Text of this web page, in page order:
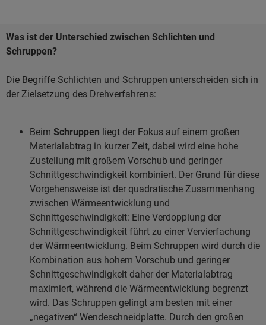
Was ist der Unterschied zwischen Schlichten und
Schruppen?
Die Begriffe Schlichten und Schruppen unterscheiden sich in
der Zielsetzung des Drehverfahrens:
Beim Schruppen liegt der Fokus auf einem großen
Materialabtrag in kurzer Zeit, dabei wird eine hohe
Zustellung mit großem Vorschub und geringer
Schnittgeschwindigkeit kombiniert. Der Grund für diese
Vorgehensweise ist der quadratische Zusammenhang
zwischen Wärmeentwicklung und
Schnittgeschwindigkeit: Eine Verdopplung der
Schnittgeschwindigkeit führt zu einer Vervierfachung
der Wärmeentwicklung. Beim Schruppen wird durch die
Kombination aus hohem Vorschub und geringer
Schnittgeschwindigkeit daher der Materialabtrag
maximiert, während die Wärmeentwicklung begrenzt
wird. Das Schruppen gelingt am besten mit einer
„negativen“ Wendeschneidplatte. Durch den großen